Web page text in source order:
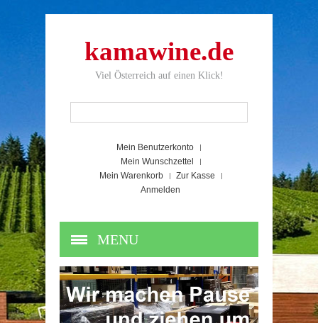
kamawine.de
Viel Österreich auf einen Klick!
Mein Benutzerkonto
Mein Wunschzettel
Mein Warenkorb
Zur Kasse
Anmelden
MENU